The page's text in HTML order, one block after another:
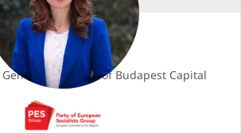
HungaryKata TÜTTŐ
Членство
Assembly of Budapest Capital
(Party